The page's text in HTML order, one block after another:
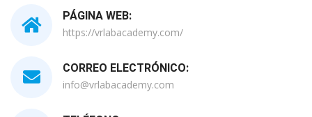
PÁGINA WEB:
https://vrlabacademy.com/
CORREO ELECTRÓNICO:
info@vrlabacademy.com